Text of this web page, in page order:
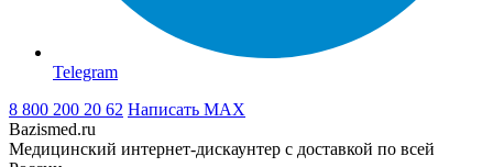
Telegram
8 800 200 20 62 Написать MAX
Bazismed.ru
Медицинский интернет-дискаунтер с доставкой по всей